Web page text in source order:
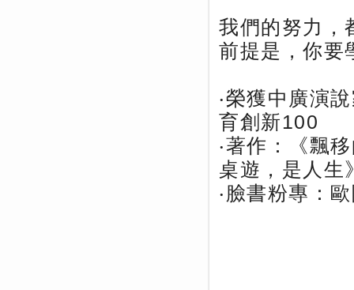
我們的努力，
前提是，你要
‧榮獲中廣演
育創新100
‧著作：《飄
桌遊，是人生
‧臉書粉專：